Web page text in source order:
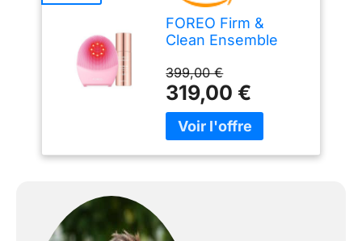
FOREO Firm &
Clean Ensemble
nettoyante normale
pour le visage +
sérum surchargé
2.0, 30 ml –
Thérapie par la
lumière proche
399,00 €
319,00 €